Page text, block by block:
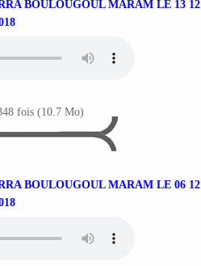
BOULOUGOUL MARAM LE 13 12
fois (10.7 Mo)
BOULOUGOUL MARAM LE 06 12